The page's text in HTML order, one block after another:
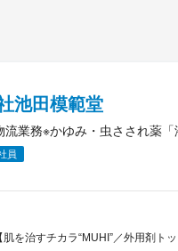
池田模範堂
流業務※かゆみ・虫さされ薬
員
【肌を治すチカラ“MUHI”／外用剤